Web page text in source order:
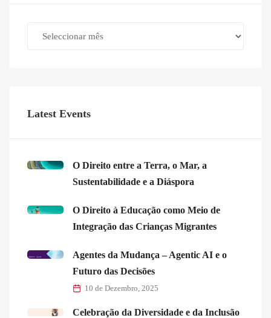
Latest Events
O Direito entre a Terra, o Mar, a
Sustentabilidade e a Diáspora
O Direito à Educação como Meio de
Integração das Crianças Migrantes
Agentes da Mudança – Agentic AI e o
Futuro das Decisões
10 de Dezembro, 2025
Celebração da Diversidade e da Inclusão